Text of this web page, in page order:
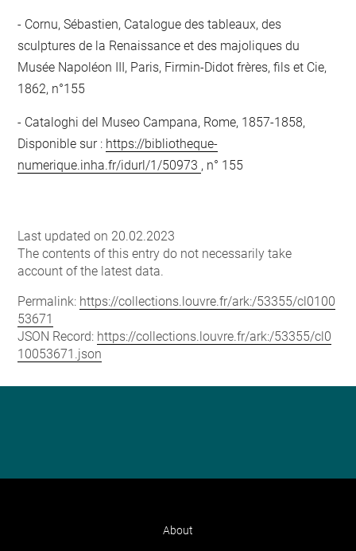
Cornu, Sébastien, Catalogue des tableaux, des
sculptures de la Renaissance et des majoliques du
Musée Napoléon III, Paris, Firmin-Didot frères, fils et Cie,
1862, n°155
Cataloghi del Museo Campana, Rome, 1857-1858,
Disponible sur : https://bibliotheque-
numerique.inha.fr/idurl/1/50973 , n° 155
Last updated on 20.02.2023
The contents of this entry do not necessarily take
account of the latest data.
Permalink: https://collections.louvre.fr/ark:/53355/cl0100
53671
JSON Record: https://collections.louvre.fr/ark:/53355/cl0
10053671.json
About